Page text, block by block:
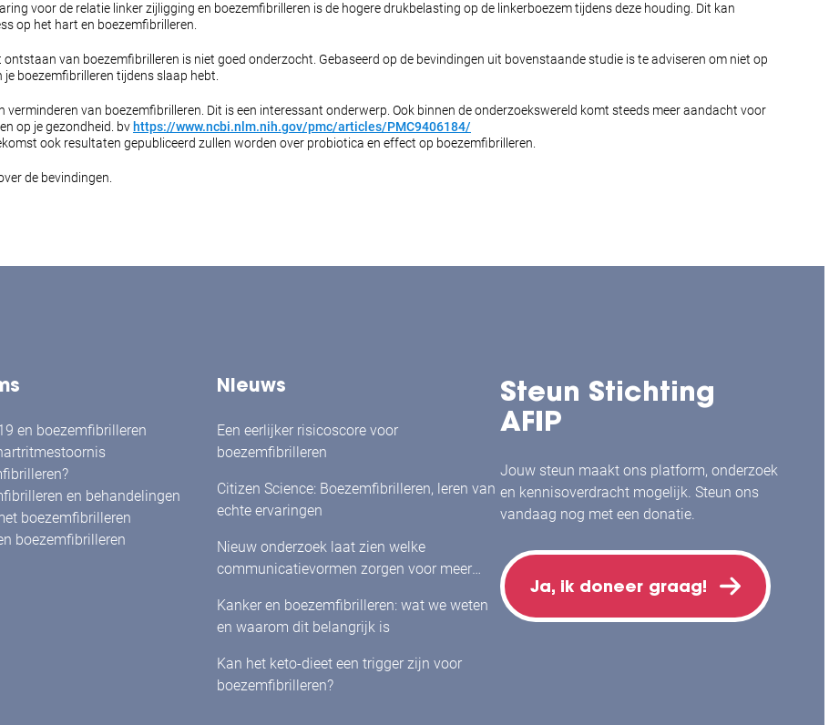
voor de relatie linker zijligging en boezemfibrilleren is de hogere drukbelasting op de linkerboezem tijdens deze houding. Dit kan
op het hart en boezemfibrilleren.
van boezemfibrilleren is niet goed onderzocht. Gebaseerd op de bevindingen uit bovenstaande studie is te adviseren om niet op
boezemfibrilleren tijdens slaap hebt.
verminderen van boezemfibrilleren. Dit is een interessant onderwerp. Ook binnen de onderzoekswereld komt steeds meer aandacht voor
op je gezondheid. bv https://www.ncbi.nlm.nih.gov/pmc/articles/PMC9406184/
ook resultaten gepubliceerd zullen worden over probiotica en effect op boezemfibrilleren.
de bevindingen.
en boezemfibrilleren
en behandelingen
boezemfibrilleren
boezemfibrilleren
Nieuws
Een eerlijker risicoscore voor
boezemfibrilleren
Citizen Science: Boezemfibrilleren, leren van
echte ervaringen
Nieuw onderzoek laat zien welke
communicatievormen zorgen voor meer
met boezemfibrilleren
Kanker en boezemfibrilleren: wat we weten
en waarom dit belangrijk is
Kan het keto-dieet een trigger zijn voor
boezemfibrilleren?
Steun Stichting
AFIP
Jouw steun maakt ons platform, onderzoek
en kennisoverdracht mogelijk. Steun ons
vandaag nog met een donatie.
Ja, ik doneer graag!